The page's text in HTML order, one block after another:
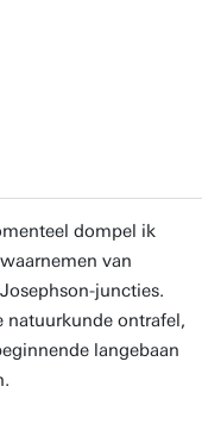
dompel ik
van
juncties.
natuurkunde ontrafel,
langebaan